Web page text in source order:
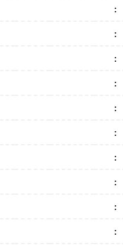
:
:
:
:
:
:
:
:
:
:
:
:
:
:
:
:
:
:
:
: